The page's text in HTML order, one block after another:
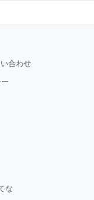
合わせ
な